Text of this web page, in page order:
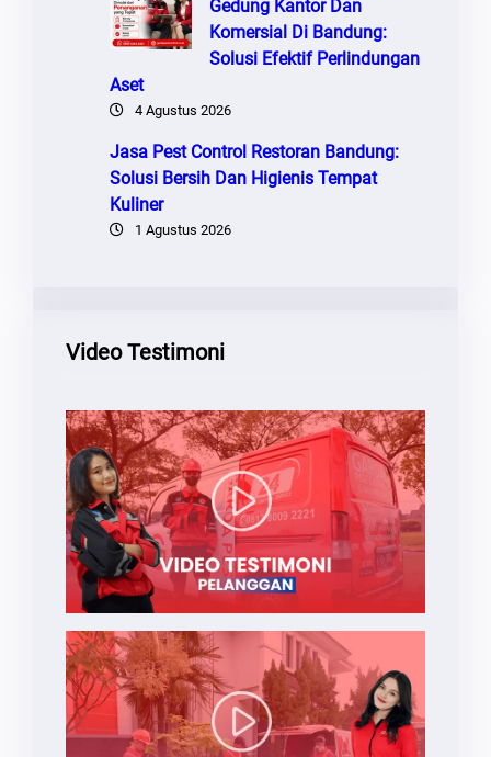
Gedung Kantor Dan
Komersial Di Bandung:
Solusi Efektif Perlindungan
Aset
4 Agustus 2026
Jasa Pest Control Restoran Bandung:
Solusi Bersih Dan Higienis Tempat
Kuliner
1 Agustus 2026
Video Testimoni